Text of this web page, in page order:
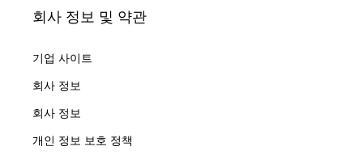
회사 정보 및 약관
기업 사이트
회사 정보
회사 정보
개인 정보 보호 정책